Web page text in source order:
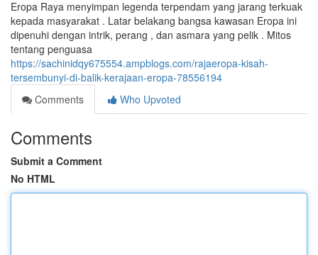
Eropa Raya menyimpan legenda terpendam yang jarang terkuak
kepada masyarakat . Latar belakang bangsa kawasan Eropa ini
dipenuhi dengan intrik, perang , dan asmara yang pelik . Mitos
tentang penguasa
https://sachinidqy675554.ampblogs.com/rajaeropa-kisah-
tersembunyi-di-balik-kerajaan-eropa-78556194
Comments
Who Upvoted
Comments
Submit a Comment
No HTML